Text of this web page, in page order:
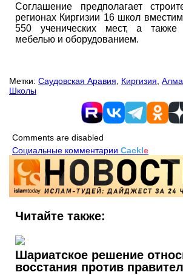
Соглашение предполагает
регионах Киргизии 16 школ
550 ученических мест, а
мебелью и оборудованием.
Метки: Саудовская Аравия Киргизия
Школы
Comments are disabled
Социальные комментарии Cackle
Читайте также:
Шариатское решение
восстания против